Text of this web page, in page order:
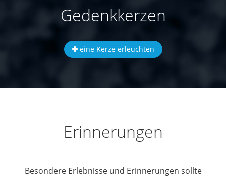
Gedenkkerzen
eine Kerze erleuchten
Erinnerungen
Besondere Erlebnisse und Erinnerungen sollte